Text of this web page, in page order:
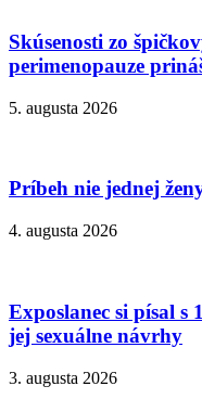
Skúsenosti zo
perimenopauze
5. augusta 2026
Príbeh nie jednej
4. augusta 2026
Exposlanec si písal
jej sexuálne návrhy
3. augusta 2026